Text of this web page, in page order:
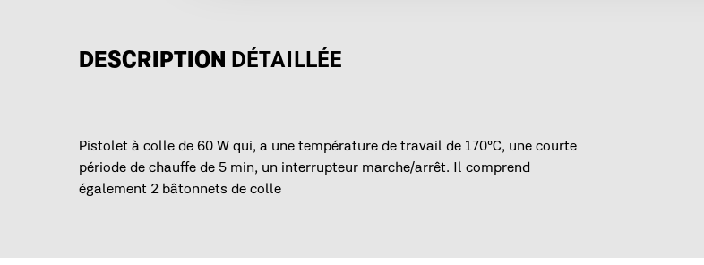
DESCRIPTION DÉTAILLÉE
Pistolet à colle de 60 W qui, a une température de travail de 170ºC, une courte
période de chauffe de 5 min, un interrupteur marche/arrêt. Il comprend
également 2 bâtonnets de colle